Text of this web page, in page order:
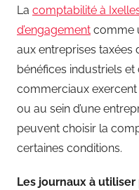
La comptabilité à
d’engagement comme
aux entreprises taxées
bénéfices industriels
commerciaux
ou au sein d’une
peuvent choisir la
certaines conditions.
Les journaux à